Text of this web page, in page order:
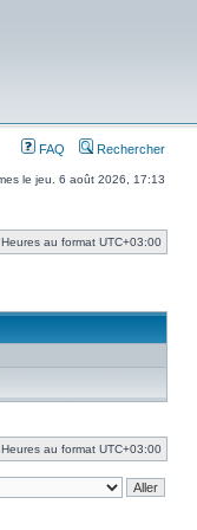
FAQ Rechercher
le jeu. 6 août 2026, 17:13
Heures au format UTC+03:00
Heures au format UTC+03:00